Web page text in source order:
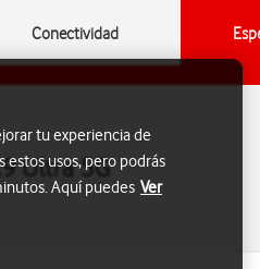
Conectividad
Ultra 5G
tu experiencia de
estos usos, pero podrás
Aquí puedes Ver